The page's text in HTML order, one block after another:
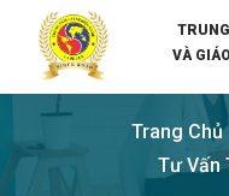
VÀ
Trang Chủ
Tư Vấn